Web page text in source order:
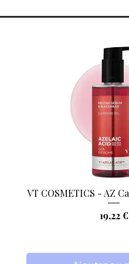
Aperçu
VT COSMETICS - AZ
Prix
19,22 €